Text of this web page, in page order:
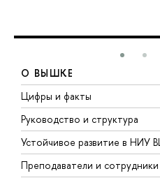
О ВЫШКЕ
Цифры и факты
Руководство и структура
Устойчивое развитие в НИУ
Преподаватели и сотрудники